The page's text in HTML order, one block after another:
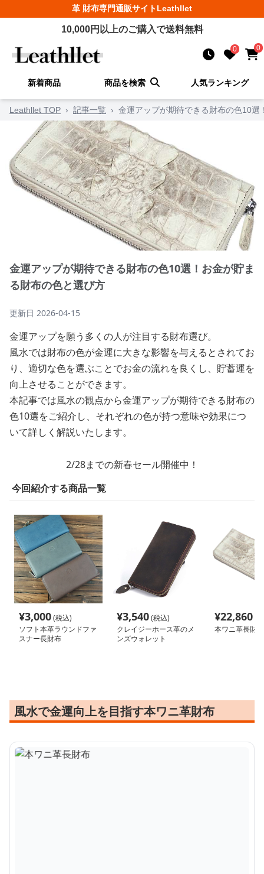
革 財布専門通販サイトLeathllet
10,000円以上のご購入で送料無料
0 0
新着商品 商品を検索 人気ランキング
Leathllet TOP › 記事一覧 › 金運アップが期待できる財布の色10
金運アップが期待できる財布の色10選！お金が貯ま
る財布の色と選び方
更新日 2026-04-15
金運アップを願う多くの人が注目する財布選び。
風水では財布の色が金運に大きな影響を与えるとされてお
り、適切な色を選ぶことでお金の流れを良くし、貯蓄運を
向上させることができます。
本記事では風水の観点から金運アップが期待できる財布の
色10選をご紹介し、それぞれの色が持つ意味や効果につ
いて詳しく解説いたします。
2/28までの新春セール開催中！
今回紹介する商品一覧
¥3,000(税込)
ソフト本革ラウンドファ
スナー長財布
¥3,540(税込)
クレイジーホース革のメ
ンズウォレット
¥22,860
本ワニ革長財布
風水で金運向上を目指す本ワニ革財布